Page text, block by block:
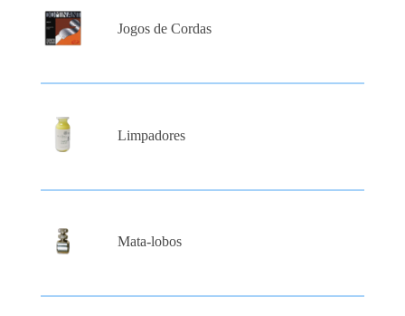
Jogos de Cordas
Limpadores
Mata-lobos